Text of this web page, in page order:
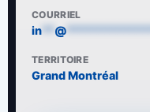
COURRIEL
in @
TERRITOIRE
Grand Montréal